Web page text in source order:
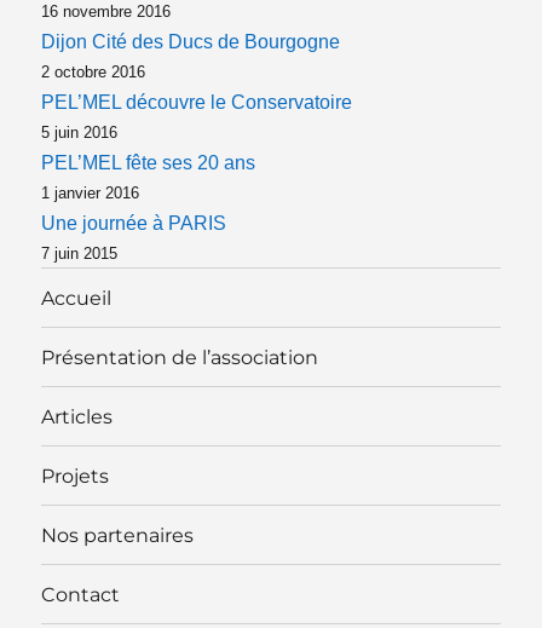
16 novembre 2016
Dijon Cité des Ducs de Bourgogne
2 octobre 2016
PEL’MEL découvre le Conservatoire
5 juin 2016
PEL’MEL fête ses 20 ans
1 janvier 2016
Une journée à PARIS
7 juin 2015
Accueil
Présentation de l’association
Articles
Projets
Nos partenaires
Contact